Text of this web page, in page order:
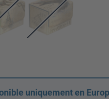
uniquement en